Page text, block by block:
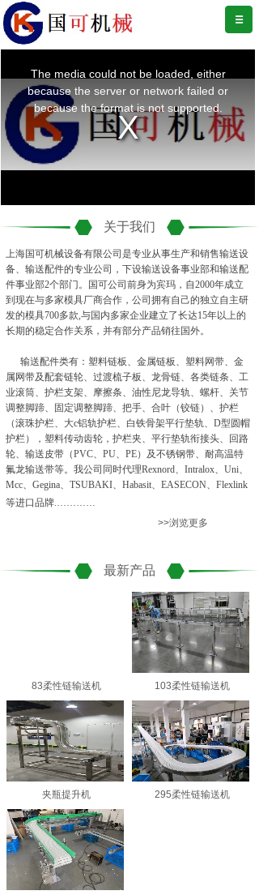
关于我们
上海国可机械设备有限公司是专业从事生产和销售输送设
备、输送配件的专业公司，下设输送设备事业部和输送配
件事业部2个部门。国可公司前身为宾玛，自2000年成立
到现在与多家模具厂商合作，公司拥有自己的独立自主研
发的模具700多款,与国内多家企业建立了长达15年以上的
长期的稳定合作关系，并有部分产品销往国外。
输送配件类有：塑料链板、金属链板、塑料网带、金
属网带及配套链轮、过渡梳子板、龙骨链、各类链条、工
业滚筒、护栏支架、摩擦条、油性尼龙导轨、螺杆、关节
调整脚蹄、固定调整脚蹄、把手、合叶（铰链）、护栏
（滚珠护栏、大c铝轨护栏、白铁骨架平行垫轨、D型圆帽
护栏），塑料传动齿轮，护栏夹、平行垫轨衔接头、回路
轮、输送皮带（PVC、PU、PE）及不锈钢带、耐高温特
氟龙输送带等。我公司同时代理Rexnord、Intralox、Uni、
Mcc、Gegina、TSUBAKI、Habasit、EASECON、Flexlink
等进口品牌.…………
>>浏览更多
最新产品
83柔性链输送机 103柔性链输送机
夹瓶提升机 295柔性链输送机